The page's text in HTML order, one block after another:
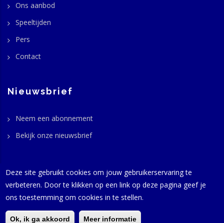
Ons aanbod
Speeltijden
Pers
Contact
Nieuwsbrief
Neem een abonnement
Bekijk onze nieuwsbrief
© GaviasThemes 2016-2024 -ProductieHarold Beffers - Alle
rechten voorbehouden | hosting: InterIPNetworks
privacy|disclaimer
Deze site gebruikt cookies om jouw gebruikerservaring te
verbeteren. Door te klikken op een link op deze pagina geef je
ons toestemming om cookies in te stellen.
Ok, ik ga akkoord Meer informatie